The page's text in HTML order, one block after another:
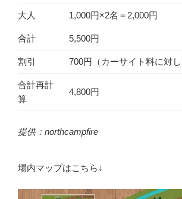
大人 1,000円×2名＝2,000円
合計 5,500円
割引 700円（カーサイト料に対し
合計再計
算
4,800円
提供：northcampfire
場内マップはこちら↓